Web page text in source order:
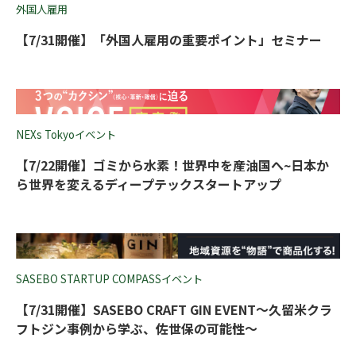
外国人雇用
【7/31開催】「外国人雇用の重要ポイント」セミナー
NEXs Tokyoイベント
【7/22開催】ゴミから水素！世界中を産油国へ~日本か
ら世界を変えるディープテックスタートアップ
SASEBO STARTUP COMPASSイベント
【7/31開催】SASEBO CRAFT GIN EVENT～久留米クラ
フトジン事例から学ぶ、佐世保の可能性～